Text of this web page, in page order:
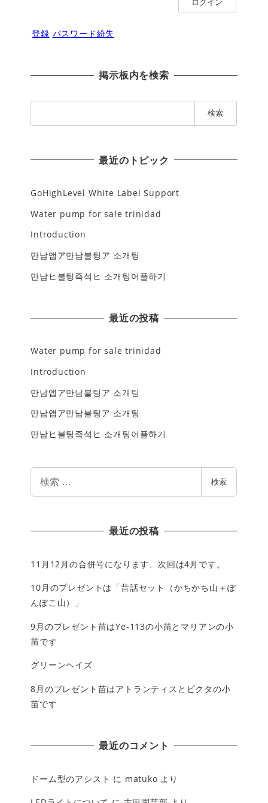
ログイン
登録 パスワード紛失
掲示板内を検索
索
最近のトピック
GoHighLevel White Label Support
Water pump for sale trinidad
Introduction
만남앱ア만남불팅ア 소개팅
만남ヒ불팅즉석ヒ 소개팅어플하기
最近の投稿
Water pump for sale trinidad
Introduction
만남앱ア만남불팅ア 소개팅
만남앱ア만남불팅ア 소개팅
만남ヒ불팅즉석ヒ 소개팅어플하기
検索
最近の投稿
11月12月の合併号になります、次回は4月です。
10月のプレゼントは「昔話セット（かちかち山＋ぽ
んぽこ山）」
9月のプレゼント苗はYe-113の小苗とマリアンの小
苗です
グリーンヘイズ
8月のプレゼント苗はアトランティスとピクタの小
苗です
最近のコメント
ドーム型のアシスト に matuko より